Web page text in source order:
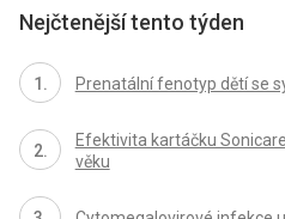
Nejčtenější tento týden
Prenatální fenotyp dětí se
Efektivita kartáčku
věku